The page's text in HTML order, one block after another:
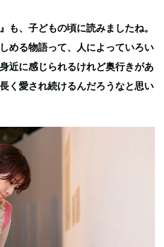
も、子どもの頃に読みましたね。
める物語って、人によっていろい
近に感じられるけれど奥行きがあ
く愛され続けるんだろうなと思い